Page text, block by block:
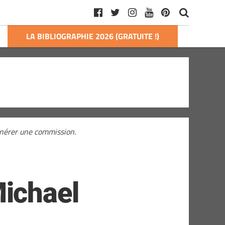
LA BIBLIOGRAPHIE 2026 (GRATUITE !)
une commission.